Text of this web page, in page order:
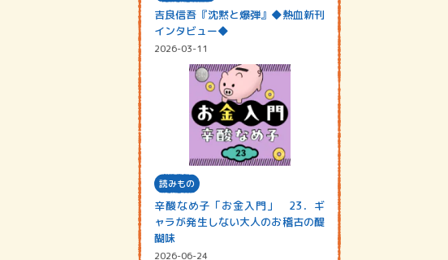
吉良信吾『沈黙と爆弾』◆熱血新刊
インタビュー◆
2026-03-11
読みもの
辛酸なめ子「お金入門」 23．ギ
ャラが発生しない大人のお稽古の醍
醐味
2026-06-24